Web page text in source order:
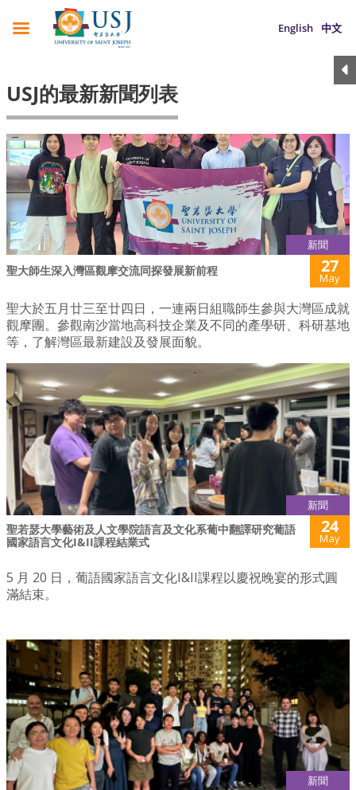
English 中文
USJ的最新新聞列表
新聞
聖大師生深入灣區觀摩交流同探發展新前程 27
May
聖大於五月廿三至廿四日，一連兩日組職師生參與大灣區成就
觀摩團。參觀南沙當地高科技企業及不同的產學研、科研基地
等，了解灣區最新建設及發展面貌。
新聞
聖若瑟大學藝術及人文學院語言及文化系葡中翻譯研究葡語
國家語言文化I&II課程結業式
24
May
5 月 20 日，葡語國家語言文化I&II課程以慶祝晚宴的形式圓
滿結束。
新聞